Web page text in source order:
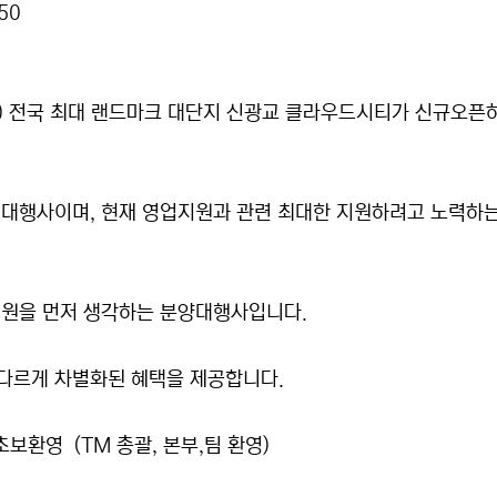
국 최대 랜드마크 대단지 신광교 클라우드시티가 신규오픈
행사이며, 현재 영업지원과 관련 최대한 지원하려고 노력하
을 먼저 생각하는 분양대행사입니다.
게 차별화된 혜택을 제공합니다.
보환영 (TM 총괄, 본부,팀 환영)